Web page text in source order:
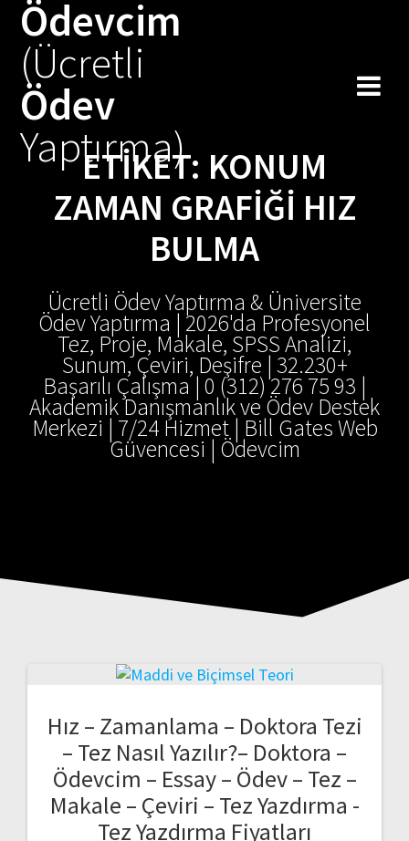
Ödevcim
(Ücretli
Ödev
Yaptırma)
ETIKET: KONUM
ZAMAN GRAFIĞI HIZ
BULMA
Ücretli Ödev Yaptırma & Üniversite
Ödev Yaptırma | 2026'da Profesyonel
Tez, Proje, Makale, SPSS Analizi,
Sunum, Çeviri, Deşifre | 32.230+
Başarılı Çalışma | 0 (312) 276 75 93 |
Akademik Danışmanlık ve Ödev Destek
Merkezi | 7/24 Hizmet | Bill Gates Web
Güvencesi | Ödevcim
Hız – Zamanlama – Doktora Tezi
– Tez Nasıl Yazılır?– Doktora –
Ödevcim – Essay – Ödev – Tez –
Makale – Çeviri – Tez Yazdırma -
Tez Yazdırma Fiyatları